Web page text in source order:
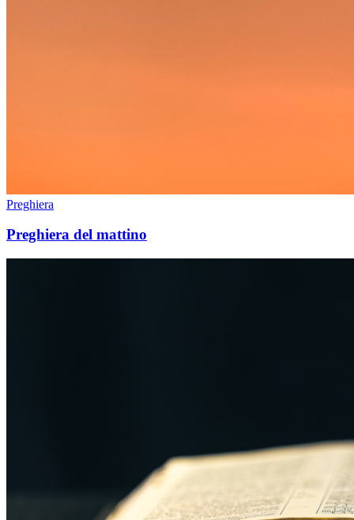
Preghiera
Preghiera del mattino